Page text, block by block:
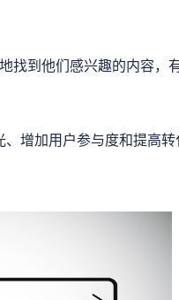
找到他们感兴趣的内容，
增加用户参与度和提高转